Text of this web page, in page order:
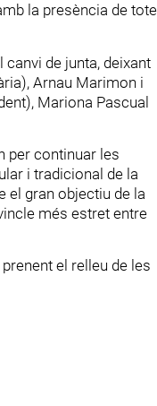
la presència de
canvi de junta, deixant
Arnau Marimon i
Mariona Pascual
per continuar les
i tradicional de la
el gran objectiu de la
més estret entre
el relleu de les